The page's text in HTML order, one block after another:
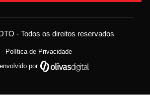
- Todos os direitos reservados
Política de Privacidade
por